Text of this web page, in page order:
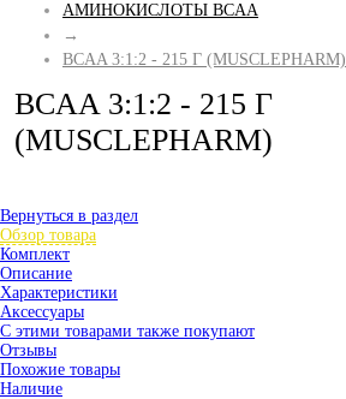
АМИНОКИСЛОТЫ BCAA
→
BCAA 3:1:2 - 215 Г (MUSCLEPHARM)
BCAA 3:1:2 - 215 Г
(MUSCLEPHARM)
Вернуться в раздел
Обзор товара
Комплект
Описание
Характеристики
Аксессуары
С этими товарами также покупают
Отзывы
Похожие товары
Наличие